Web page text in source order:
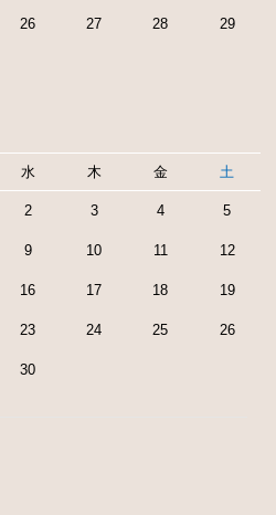
26 27 28 29
水 木 金 土
2 3 4 5
9 10 11 12
16 17 18 19
23 24 25 26
30